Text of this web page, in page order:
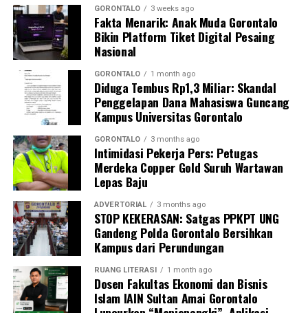
Kombes Pol. Maruly menegaskan, Polda Gorontalo tidak
akan berhenti pada tindakan penyegelan semata.
Pihaknya kini tengah melakukan penelusuran mendalam
terhadap pihak-pihak yang terafiliasi dengan aktivitas
tambang ilegal tersebut.
“Sebagai tindak lanjut, Ditreskrimsus Polda Gorontalo
akan menelusuri seluruh pihak yang terlibat, mulai dari
pemilik lubang tambang, para pekerja di lapangan,
hingga pengelola tempat rendaman material,” pungkas
Maruly.
GORONTALO 3 weeks ago
Fakta Menarik: Anak Muda Gorontalo
Bikin Platform Tiket Digital Pesaing
Nasional
GORONTALO 1 month ago
Diduga Tembus Rp1,3 Miliar: Skandal
Penggelapan Dana Mahasiswa Guncang
Kampus Universitas Gorontalo
GORONTALO 3 months ago
Intimidasi Pekerja Pers: Petugas
Merdeka Copper Gold Suruh Wartawan
Lepas Baju
ADVERTORIAL 3 months ago
STOP KEKERASAN: Satgas PPKPT UNG
Gandeng Polda Gorontalo Bersihkan
Kampus dari Perundungan
RUANG LITERASI 1 month ago
Dosen Fakultas Ekonomi dan Bisnis
Islam IAIN Sultan Amai Gorontalo